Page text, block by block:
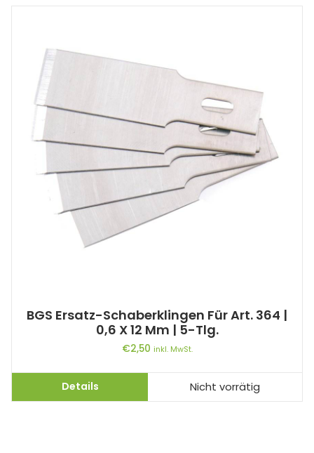
BGS Ersatz-Schaberklingen Für Art. 364 |
0,6 X 12 Mm | 5-Tlg.
€2,50 inkl. MwSt.
Details Nicht vorrätig